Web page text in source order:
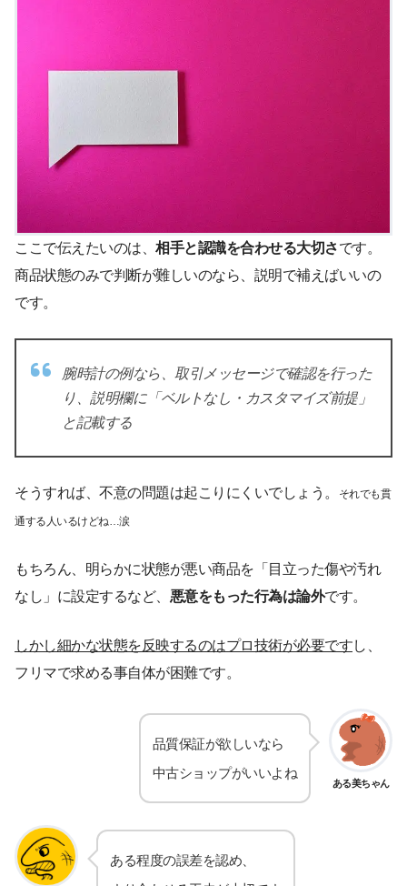
ここで伝えたいのは、 相手と認識を合わせる大切さです。
商品状態のみで判断が難しいのなら、説明で補えばいいの
です。
腕時計の例なら、取引メッセージで確認を行った
り、説明欄に「ベルトなし・カスタマイズ前提」
と記載する
そうすれば、不意の問題は起こりにくいでしょう。 それでも貫
通する人いるけどね…涙
もちろん、明らかに状態が悪い商品を「目立った傷や汚れ
なし」に設定するなど、 悪意をもった行為は論外です。
しかし細かな状態を反映するのはプロ技術が必要ですし、
フリマで求める事自体が困難です。
ある美ちゃん
品質保証が欲しいなら
中古ショップがいいよね
ある程度の誤差を認め、